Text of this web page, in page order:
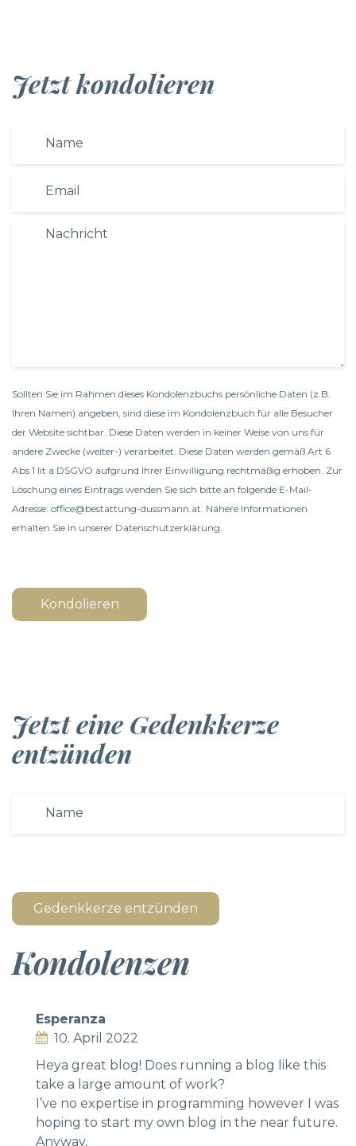
Jetzt kondolieren
Sollten Sie im Rahmen dieses Kondolenzbuchs persönliche Daten (z.B.
Ihren Namen) angeben, sind diese im Kondolenzbuch für alle Besucher
der Website sichtbar. Diese Daten werden in keiner Weise von uns für
andere Zwecke (weiter-) verarbeitet. Diese Daten werden gemäß Art 6
Abs 1 lit a DSGVO aufgrund Ihrer Einwilligung rechtmäßig erhoben. Zur
Löschung eines Eintrags wenden Sie sich bitte an folgende E-Mail-
Adresse: office@bestattung-dussmann.at. Nähere Informationen
erhalten Sie in unserer Datenschutzerklärung.
Kondolieren
Jetzt eine Gedenkkerze
entzünden
Gedenkkerze entzünden
Kondolenzen
Esperanza
10. April 2022
Heya great blog! Does running a blog like this
take a large amount of work?
I’ve no expertise in programming however I was
hoping to start my own blog in the near future.
Anyway,